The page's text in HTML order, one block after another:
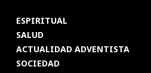
ESPIRITUAL
SALUD
ACTUALIDAD ADVENTISTA
SOCIEDAD